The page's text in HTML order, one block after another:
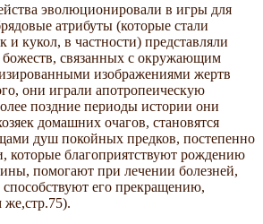
эволюционировали в игры для
атрибуты (которые стали
кукол, в частности) представляли
божеств, связанных с окружающим
изображениями жертв
они играли апотропеическую
поздние периоды истории они
домашних очагов, становятся
душ покойных предков, постепенно
которые благоприятствуют рождению
помогают при лечении болезней,
его прекращению,
же,стр.75).